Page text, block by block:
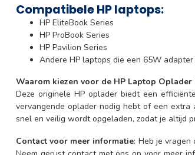
Compatibele HP laptops:
HP EliteBook Series
HP ProBook Series
HP Pavilion Series
Andere HP laptops die een 65W
Waarom kiezen voor de HP Laptop Oplader
Deze originele HP oplader biedt een
vervangende oplader nodig hebt of een
snel en veilig wordt opgeladen, zodat je altijd
Contact voor meer informatie: Heb je vragen